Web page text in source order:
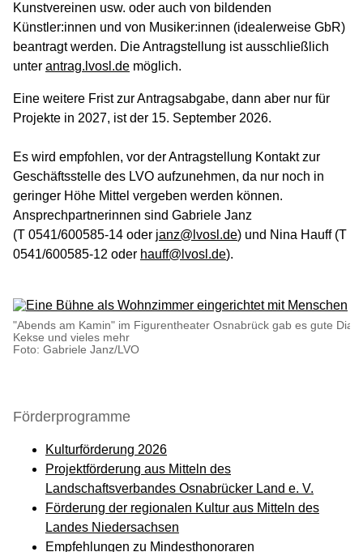
Kunstvereinen usw. oder auch von bildenden
Künstler:innen und von Musiker:innen (idealerweise GbR)
beantragt werden. Die Antragstellung ist ausschließlich
unter antrag.lvosl.de möglich.
Eine weitere Frist zur Antragsabgabe, dann aber nur für
Projekte in 2027, ist der 15. September 2026.
Es wird empfohlen, vor der Antragstellung Kontakt zur
Geschäftsstelle des LVO aufzunehmen, da nur noch in
geringer Höhe Mittel vergeben werden können.
Ansprechpartnerinnen sind Gabriele Janz
(T 0541/600585-14 oder janz@lvosl.de) und Nina Hauff (T
0541/600585-12 oder hauff@lvosl.de).
"Abends am Kamin" im Figurentheater Osnabrück gab es gute
Kekse und vieles mehr
Foto: Gabriele Janz/LVO
Förderprogramme
Kulturförderung 2026
Projektförderung aus Mitteln des
Landschaftsverbandes Osnabrücker Land e. V.
Förderung der regionalen Kultur aus Mitteln des
Landes Niedersachsen
Empfehlungen zu Mindesthonoraren